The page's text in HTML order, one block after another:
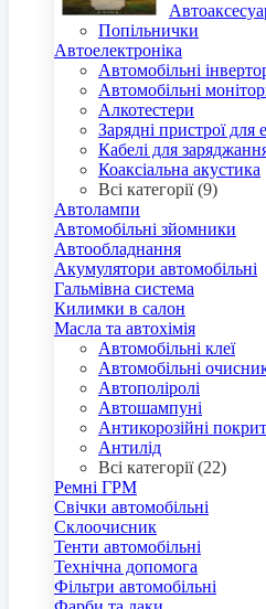
Попільнички
Автоелектроніка
Автомобільні
Автомобільні
Алкотестери
Зарядні пристрої для
Кабелі для
Коаксіальна акустика
Всі категорії (9)
Автолампи
Автомобільні зйомники
Автообладнання
Акумулятори автомобільні
Гальмівна система
Килимки в салон
Масла та автохімія
Автомобільні клеї
Автомобільні
Автополіролі
Автошампуні
Антикорозійні
Антилід
Всі категорії (22)
Ремні ГРМ
Свічки автомобільні
Склоочисник
Тенти автомобільні
Технічна допомога
Фільтри автомобільні